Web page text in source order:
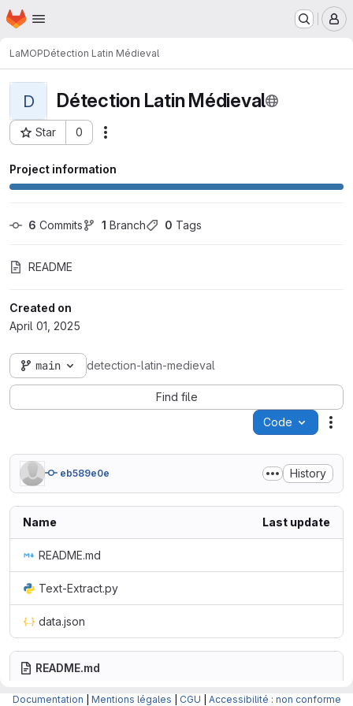
Skip to main content
Homepage
LaMOPDétection Latin Médieval
D Détection Latin Médieval
Star 0
Project ID: 3391
Project information
6 Commits 1 Branch 0 Tags
README
Created on
April 01, 2025
main detection-latin-medieval
Find file
Code
eb589e0e History
Name Last update
README.md
Text-Extract.py
data.json
README.md
Documentation Mentions légales CGU Accessibilité : non conforme